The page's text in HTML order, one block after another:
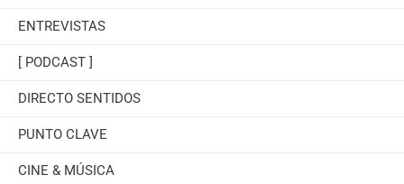
ENTREVISTAS
[ PODCAST ]
DIRECTO SENTIDOS
PUNTO CLAVE
CINE & MÚSICA